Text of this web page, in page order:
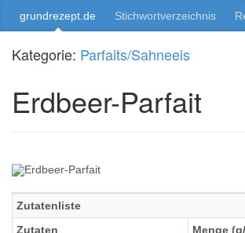
grundrezept.de Stichwortverzeichnis
Kategorie: Parfaits/Sahneeis
Erdbeer-Parfait
Zutatenliste
Zutaten
Menge